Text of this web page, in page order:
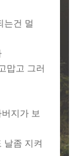
는건 멀
맙고 그러
지가 보
날좀 지켜